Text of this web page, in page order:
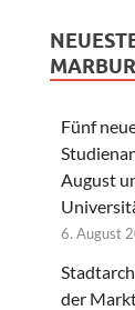
Fünf
August
6. August
der